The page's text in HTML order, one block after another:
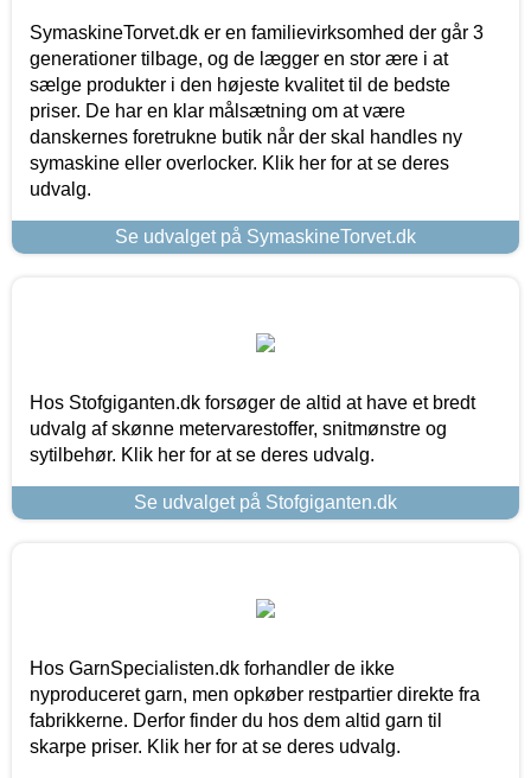
SymaskineTorvet.dk er en familievirksomhed der går 3
generationer tilbage, og de lægger en stor ære i at
sælge produkter i den højeste kvalitet til de bedste
priser. De har en klar målsætning om at være
danskernes foretrukne butik når der skal handles ny
symaskine eller overlocker. Klik her for at se deres
udvalg.
Se udvalget på SymaskineTorvet.dk
Hos Stofgiganten.dk forsøger de altid at have et bredt
udvalg af skønne metervarestoffer, snitmønstre og
sytilbehør. Klik her for at se deres udvalg.
Se udvalget på Stofgiganten.dk
Hos GarnSpecialisten.dk forhandler de ikke
nyproduceret garn, men opkøber restpartier direkte fra
fabrikkerne. Derfor finder du hos dem altid garn til
skarpe priser. Klik her for at se deres udvalg.